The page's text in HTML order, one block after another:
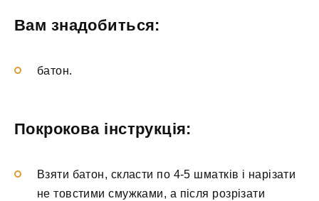
Вам знадобиться:
батон.
Покрокова інструкція:
Взяти батон, скласти по 4-5 шматків і нарізати
не товстими смужками, а після розрізати